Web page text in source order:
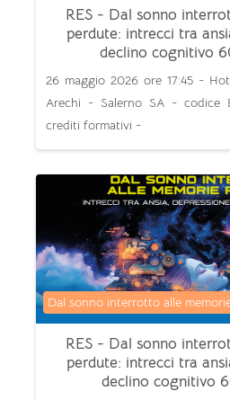
RES - Dal sonno
perdute: intrecci tra
declino cognitivo
26 maggio 2026 ore 17:45 -
Arechi - Salerno SA - codice
crediti formativi -
RES - Dal sonno
perdute: intrecci tra
declino cognitivo
Categoria di corsi
Dal sonno interrotto alle